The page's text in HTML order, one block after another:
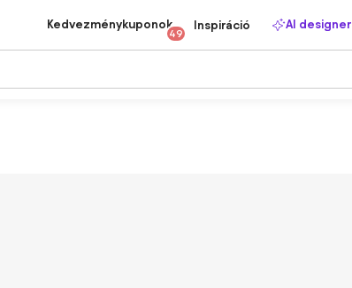
Kedvezménykuponok
49
Inspiráció AI designer